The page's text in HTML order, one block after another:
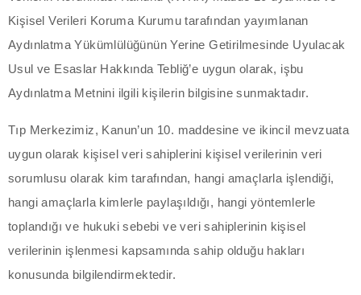
oku
Panel
panel
Oku
panel
panel
Kişisel Verileri Koruma Kurumu tarafından yayımlanan
Aydınlatma Yükümlülüğünün Yerine Getirilmesinde Uyulacak
Usul ve Esaslar Hakkında Tebliğ’e uygun olarak, işbu
Aydınlatma Metnini ilgili kişilerin bilgisine sunmaktadır.
Tıp Merkezimiz, Kanun’un 10. maddesine ve ikincil mevzuata
uygun olarak kişisel veri sahiplerini kişisel verilerinin veri
sorumlusu olarak kim tarafından, hangi amaçlarla işlendiği,
hangi amaçlarla kimlerle paylaşıldığı, hangi yöntemlerle
toplandığı ve hukuki sebebi ve veri sahiplerinin kişisel
verilerinin işlenmesi kapsamında sahip olduğu hakları
konusunda bilgilendirmektedir.